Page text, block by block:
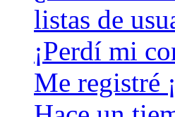
listas de
¡Perdí mi
Me registré